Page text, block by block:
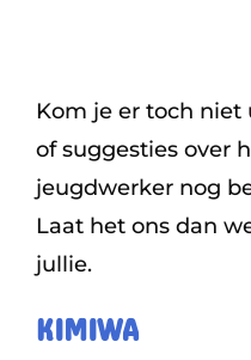
Kom je er toch niet
of suggesties over
jeugdwerker nog
Laat het ons dan
jullie.
KIMIWA